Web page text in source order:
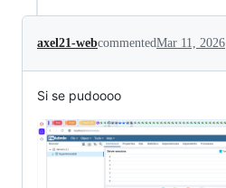
axel21-webcommentedMar 11, 2026
Si se pudoooo